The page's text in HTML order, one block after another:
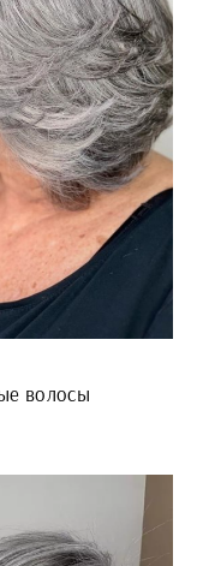
волосы